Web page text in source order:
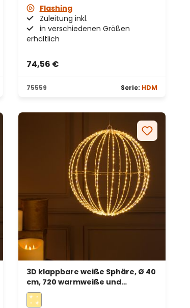
Flashing
Zuleitung inkl.
in verschiedenen Größen
erhältlich
74,56 €
75559 Serie: HDM
3D klappbare weiße Sphäre, Ø 40
cm, 720 warmweiße und
kaltweiße Micro-LEDs, für
Innenbereich